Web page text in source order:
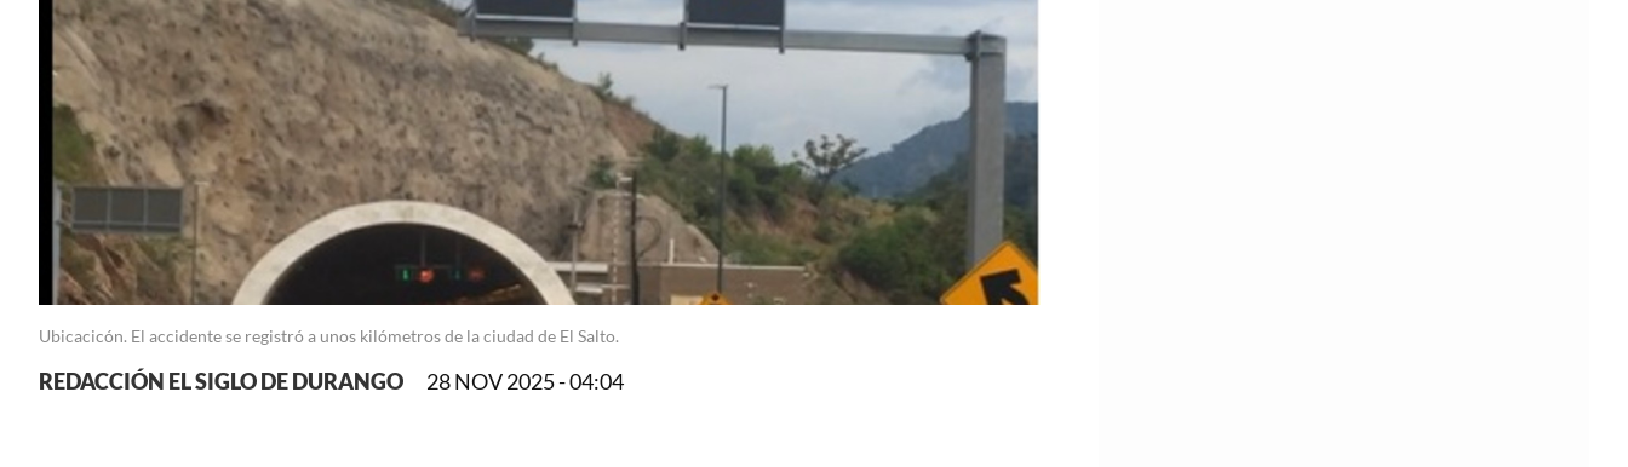
Ubicacicón. El accidente se registró a unos kilómetros de la ciudad de El Salto.
REDACCIÓN EL SIGLO DE DURANGO 28 NOV 2025 - 04:04